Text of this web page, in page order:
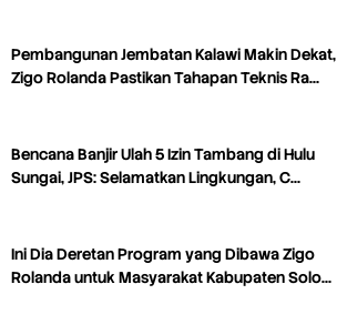
Pembangunan Jembatan Kalawi Makin Dekat,
Zigo Rolanda Pastikan Tahapan Teknis Ra…
Bencana Banjir Ulah 5 Izin Tambang di Hulu
Sungai, JPS: Selamatkan Lingkungan, C…
Ini Dia Deretan Program yang Dibawa Zigo
Rolanda untuk Masyarakat Kabupaten Solo…